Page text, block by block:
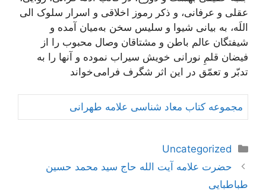
عقلی و عرفانی، و ذکر رموز اخلاقی و اسرار سلوک الی
اللَه، به بیانی شیوا و سلیس سخن به‌میان آمده و
شیفتگان عالم باطن و مشتاقان وصال محبوب را از
فیضان قلمِ نورانی خویش سیراب نموده و آنها را به
تدبّر و تعمّق در این اثر شگرف فرامی‌خواند
مجموعه کتاب معاد شناسی علامه طهرانی
دسته‌ها
Uncategorized
ناوبری
نوشته‌ها
حضرت علامه آیت الله حاج سید محمد حسین
طباطبایی